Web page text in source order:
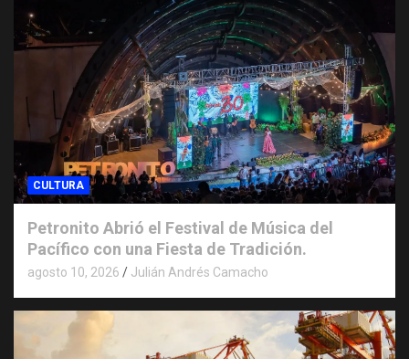
CULTURA
Petronito Abrió el Festival de Música del
Pacífico con una Fiesta de Tradición.
agosto 10, 2026 Julián Andrés Camacho